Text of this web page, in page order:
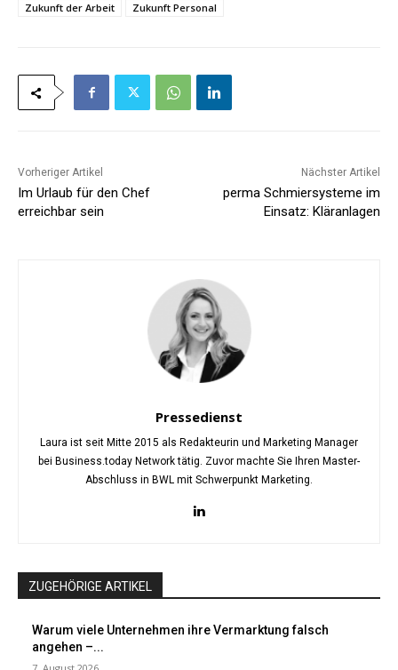
Zukunft der Arbeit
Zukunft Personal
Vorheriger Artikel
Im Urlaub für den Chef
erreichbar sein
Nächster Artikel
perma Schmiersysteme im
Einsatz: Kläranlagen
Pressedienst
Laura ist seit Mitte 2015 als Redakteurin und Marketing Manager
bei Business.today Network tätig. Zuvor machte Sie Ihren Master-
Abschluss in BWL mit Schwerpunkt Marketing.
ZUGEHÖRIGE ARTIKEL
Warum viele Unternehmen ihre Vermarktung falsch
angehen –...